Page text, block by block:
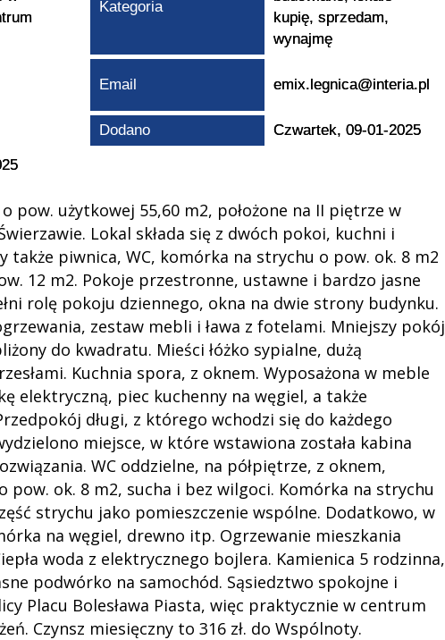
Kategoria
kupię, sprzedam,
wynajmę
Email emix.legnica@interia.pl
Dodano Czwartek, 09-01-2025
pow. użytkowej 55,60 m2, położone na II piętrze w
Lokal składa się z dwóch pokoi, kuchni i
także piwnica, WC, komórka na strychu o pow. ok. 8 m2
12 m2. Pokoje przestronne, ustawne i bardzo jasne
rolę pokoju dziennego, okna na dwie strony budynku.
zestaw mebli i ława z fotelami. Mniejszy pokój
do kwadratu. Mieści łóżko sypialne, dużą
Kuchnia spora, z oknem. Wyposażona w meble
elektryczną, piec kuchenny na węgiel, a także
długi, z którego wchodzi się do każdego
miejsce, w które wstawiona została kabina
WC oddzielne, na półpiętrze, z oknem,
pow. ok. 8 m2, sucha i bez wilgoci. Komórka na strychu
strychu jako pomieszczenie wspólne. Dodatkowo, w
na węgiel, drewno itp. Ogrzewanie mieszkania
woda z elektrycznego bojlera. Kamienica 5 rodzinna,
podwórko na samochód. Sąsiedztwo spokojne i
Placu Bolesława Piasta, więc praktycznie w centrum
Czynsz miesięczny to 316 zł. do Wspólnoty.